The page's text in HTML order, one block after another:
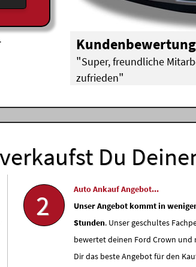
"Super, freundliche
zufrieden"
verkaufst Du
2
Auto Ankauf Angebot...
Unser Angebot kommt in
Stunden. Unser geschultes
bewertet deinen Ford Crown und
Dir das beste Angebot für den